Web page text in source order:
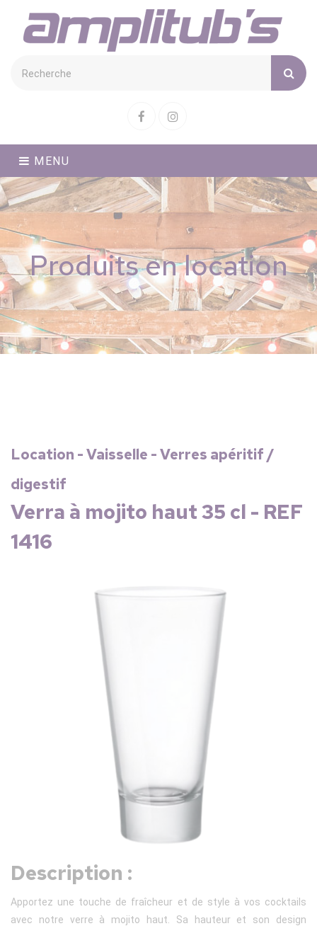
FacebookInstagram
MENU
Produits en location
Location - Vaisselle - Verres apéritif /
digestif
Verra à mojito haut 35 cl - REF
1416
Description :
Apportez une touche de fraîcheur et de style à vos cocktails
avec notre verre à mojito haut. Sa hauteur et son design
Cookies management panel